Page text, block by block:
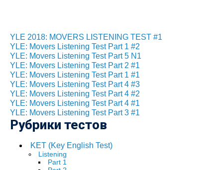
YLE 2018: MOVERS LISTENING TEST #1
YLE: Movers Listening Test Part 1 #2
YLE: Movers Listening Test Part 5 N1
YLE: Movers Listening Test Part 2 #1
YLE: Movers Listening Test Part 1 #1
YLE: Movers Listening Test Part 4 #3
YLE: Movers Listening Test Part 4 #2
YLE: Movers Listening Test Part 4 #1
YLE: Movers Listening Test Part 3 #1
Рубрики тестов
KET (Key English Test)
Listening
Part 1